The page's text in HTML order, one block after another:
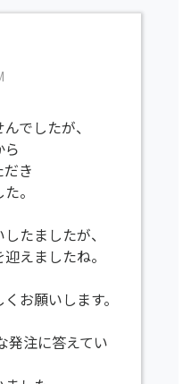
でしたが、
き
。
たましたが、
えましたね。
お願いします。
注に答えてい